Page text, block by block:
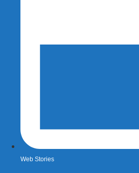
Web Stories